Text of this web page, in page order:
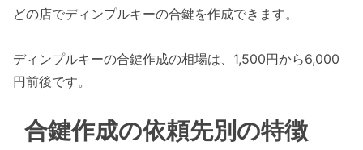
どの店でディンプルキーの合鍵を作成できます。
ディンプルキーの合鍵作成の相場は、1,500円から6,000
円前後です。
合鍵作成の依頼先別の特徴